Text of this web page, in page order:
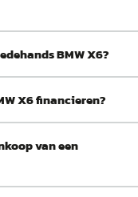
BMW X6?
X6 financieren?
van een